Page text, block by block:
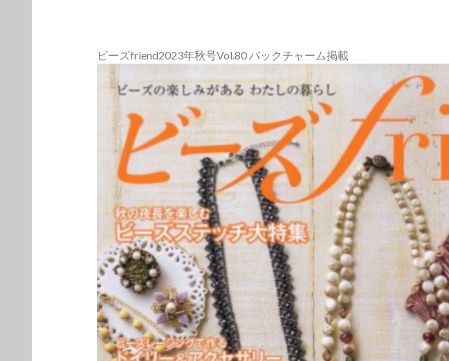
ビーズfriend2023年秋号Vol.80 バックチャーム掲載